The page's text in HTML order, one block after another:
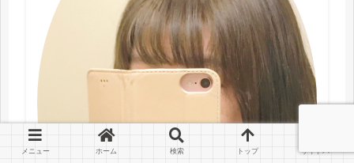
メニュー ホーム 検索 トップ サイドバー